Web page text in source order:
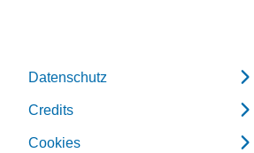
Datenschutz
Credits
Cookies